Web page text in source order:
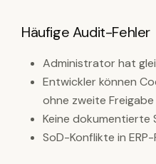
Häufige Audit-Fehler
Administrator hat
Entwickler können
ohne zweite Freigabe
Keine dokumentierte
SoD-Konflikte in